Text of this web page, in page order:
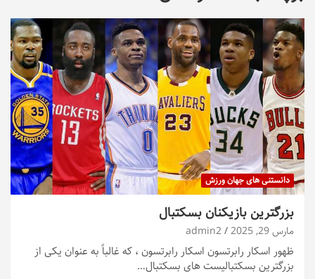
دانستنی های جهان ورزش
بزرگترین بازیکنان بسکتبال
مارس 29, 2025 admin2
ظهور اسکار رابرتسون اسکار رابرتسون ، که غالباً به عنوان یکی از
بزرگترین بسکتبالیست های بسکتبال…